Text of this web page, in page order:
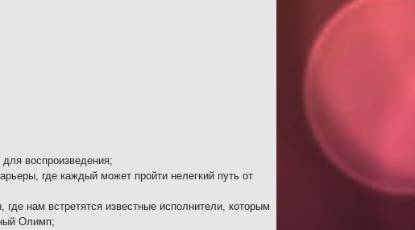
воспроизведения;
где каждый может пройти нелегкий путь от
нам встретятся известные исполнители, которым
Олимп;